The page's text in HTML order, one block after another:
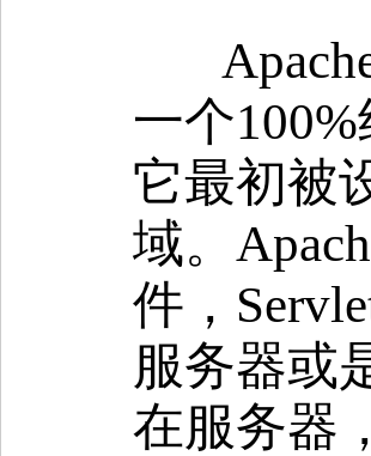
一个
它最初被
域。
件，
服务器或
在服务器